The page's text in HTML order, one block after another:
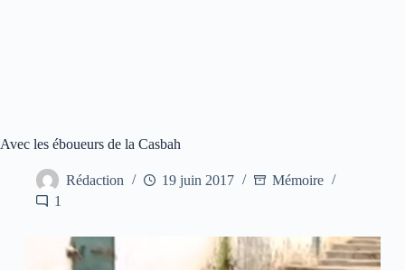
Avec les éboueurs de la Casbah
Rédaction 19 juin 2017
Mémoire
1